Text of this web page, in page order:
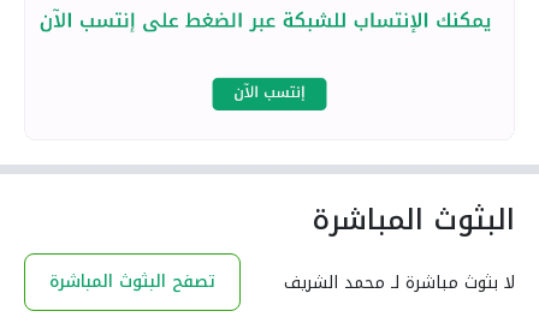
البثوث المباشرة
لا بثوث مباشرة لـ محمد الشريف تصفح البثوث المباشرة